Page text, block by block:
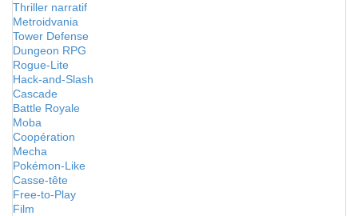
Thriller narratif
Metroidvania
Tower Defense
Dungeon RPG
Rogue-Lite
Hack-and-Slash
Cascade
Battle Royale
Moba
Coopération
Mecha
Pokémon-Like
Casse-tête
Free-to-Play
Film